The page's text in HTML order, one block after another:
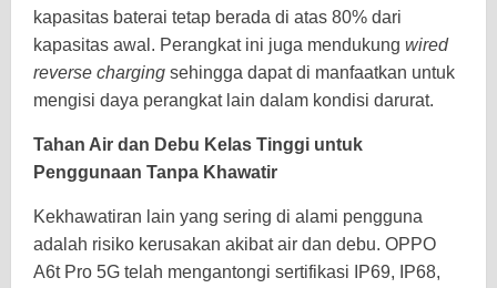
kapasitas baterai tetap berada di atas 80% dari
kapasitas awal. Perangkat ini juga mendukung wired
reverse charging sehingga dapat di manfaatkan untuk
mengisi daya perangkat lain dalam kondisi darurat.
Tahan Air dan Debu Kelas Tinggi untuk
Penggunaan Tanpa Khawatir
Kekhawatiran lain yang sering di alami pengguna
adalah risiko kerusakan akibat air dan debu. OPPO
A6t Pro 5G telah mengantongi sertifikasi IP69, IP68,